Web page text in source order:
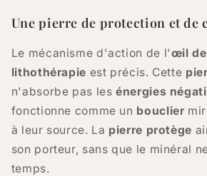
Une pierre de protection et de
Le mécanisme d'action de l'œil
lithothérapie est précis. Cette
n'absorbe pas lesénergies
fonctionne comme un bouclier
à leur source. La pierre protège
son porteur, sans que le minéral
temps.